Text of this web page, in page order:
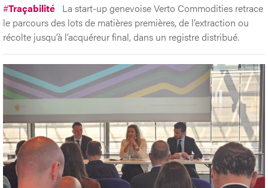
#Traçabilité La start-up genevoise Verto Commodities retrace
le parcours des lots de matières premières, de l’extraction ou
récolte jusqu’à l’acquéreur final, dans un registre distribué.